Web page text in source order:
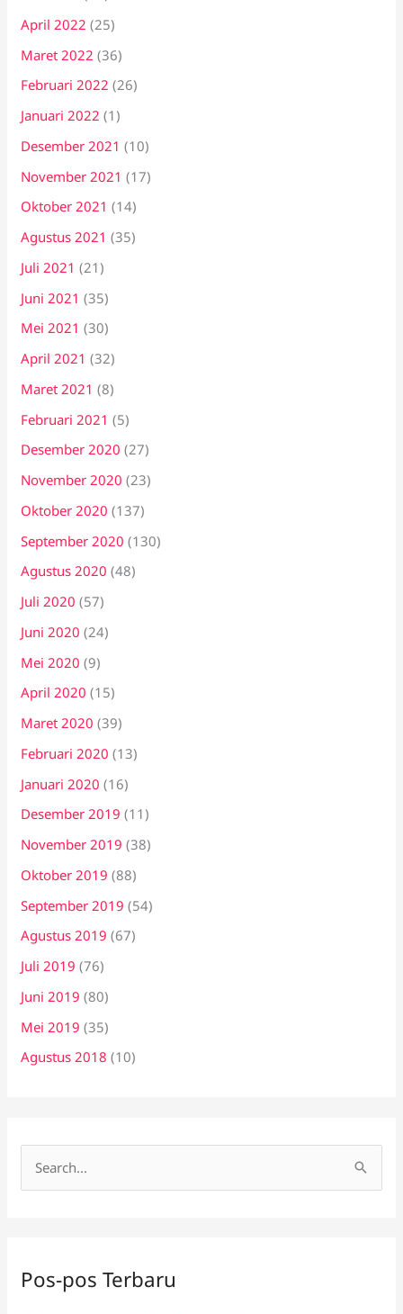
April 2022 (25)
Maret 2022 (36)
Februari 2022 (26)
Januari 2022 (1)
Desember 2021 (10)
November 2021 (17)
Oktober 2021 (14)
Agustus 2021 (35)
Juli 2021 (21)
Juni 2021 (35)
Mei 2021 (30)
April 2021 (32)
Maret 2021 (8)
Februari 2021 (5)
Desember 2020 (27)
November 2020 (23)
Oktober 2020 (137)
September 2020 (130)
Agustus 2020 (48)
Juli 2020 (57)
Juni 2020 (24)
Mei 2020 (9)
April 2020 (15)
Maret 2020 (39)
Februari 2020 (13)
Januari 2020 (16)
Desember 2019 (11)
November 2019 (38)
Oktober 2019 (88)
September 2019 (54)
Agustus 2019 (67)
Juli 2019 (76)
Juni 2019 (80)
Mei 2019 (35)
Agustus 2018 (10)
u
Pos-pos Terbaru